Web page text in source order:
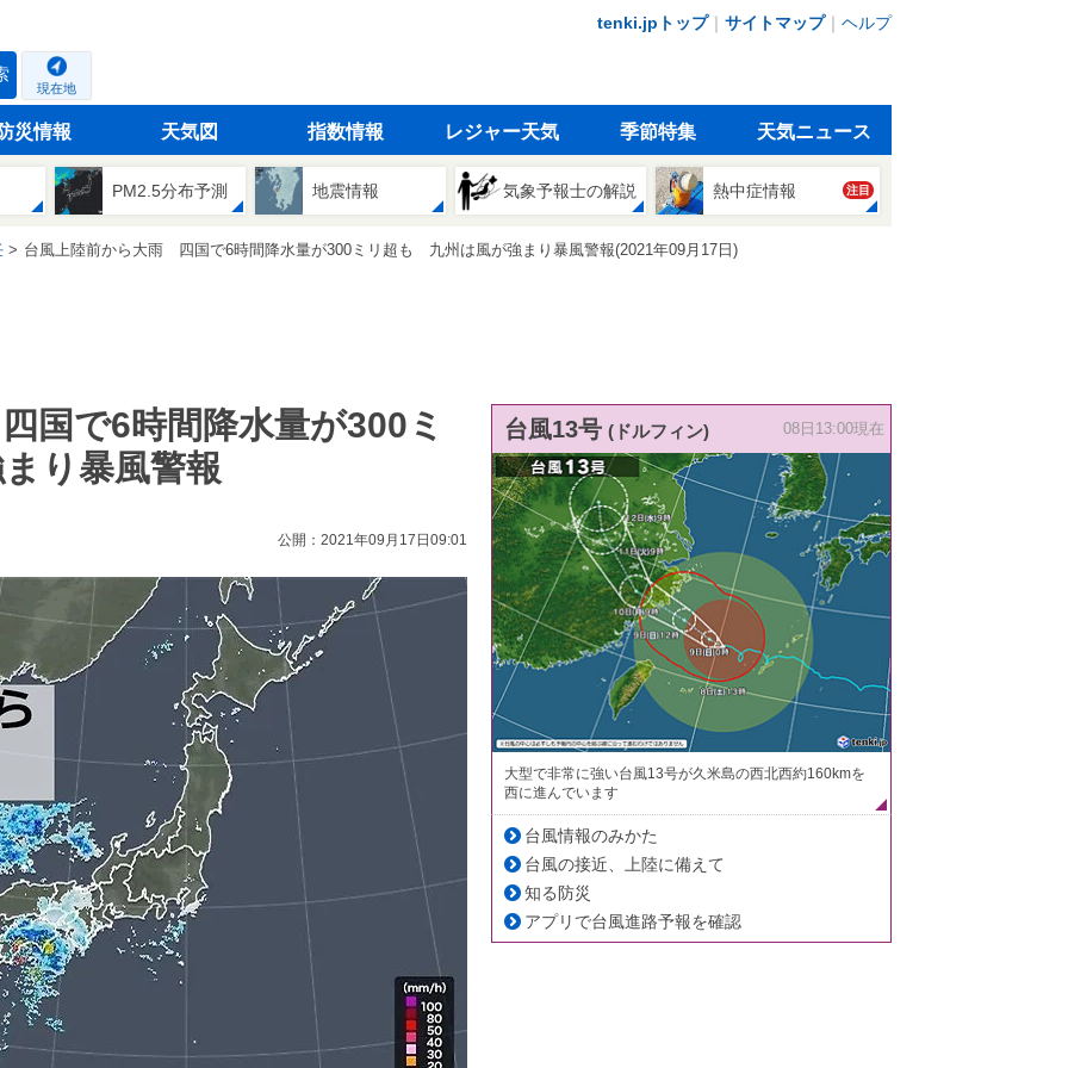
tenki.jpトップ｜ サイトマップ｜ ヘルプ
現在地
災情報 天気図 指数情報 レジャー天気 季節特集 天気ニュース
PM2.5分布予測 地震情報 気象予報士の解説 熱中症情報 注目
台風上陸前から大雨 四国で6時間降水量が300ミリ超も 九州は風が強まり暴風警報(2021年09月17日)
国で6時間降水量が300ミ
り暴風警報
公開：2021年09月17日09:01
台風13号 (ドルフィン) 08日13:00現在
大型で非常に強い台風13号が久米島の西北西約160kmを
西に進んでいます
台風情報のみかた
台風の接近、上陸に備えて
知る防災
アプリで台風進路予報を確認